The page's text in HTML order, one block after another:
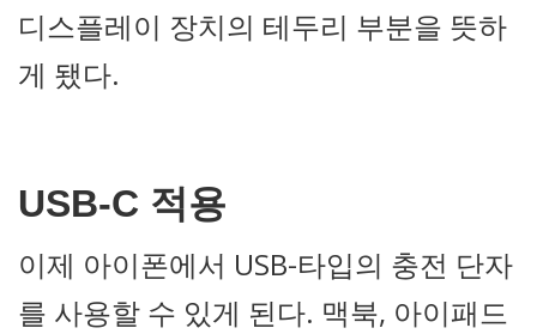
디스플레이 장치의 테두리 부분을 뜻하
게 됐다.
USB-C 적용
이제 아이폰에서 USB-타입의 충전 단자
를 사용할 수 있게 된다. 맥북, 아이패드